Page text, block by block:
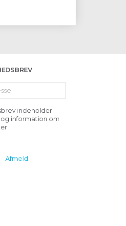
indeholder
information om
Afmeld